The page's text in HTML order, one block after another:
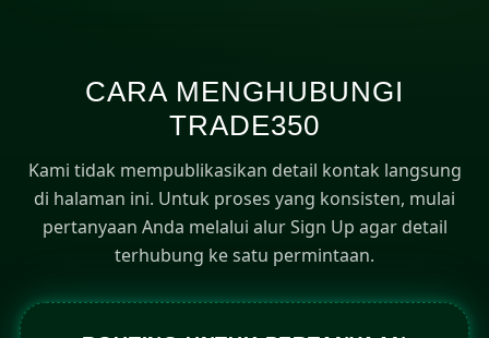
CARA MENGHUBUNGI
TRADE350
Kami tidak mempublikasikan detail kontak langsung
di halaman ini. Untuk proses yang konsisten, mulai
pertanyaan Anda melalui alur Sign Up agar detail
terhubung ke satu permintaan.